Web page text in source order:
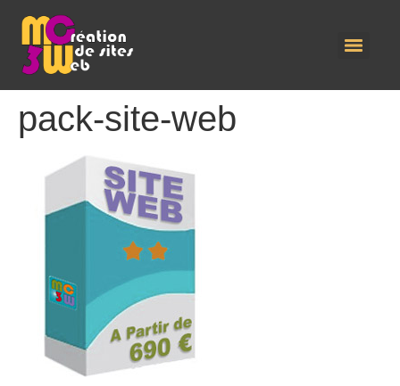
pack-site-web